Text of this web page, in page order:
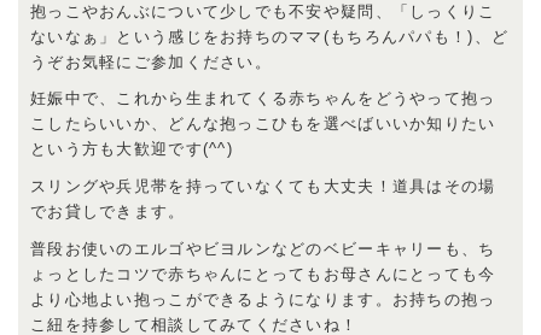
抱っこやおんぶについて少しでも不安や疑問、「しっくりこ
ないなぁ」という感じをお持ちのママ(もちろんパパも！)、ど
うぞお気軽にご参加ください。
妊娠中で、これから生まれてくる赤ちゃんをどうやって抱っ
こしたらいいか、どんな抱っこひもを選べばいいか知りたい
という方も大歓迎です(^^)
スリングや兵児帯を持っていなくても大丈夫！道具はその場
でお貸しできます。
普段お使いのエルゴやビヨルンなどのベビーキャリーも、ち
ょっとしたコツで赤ちゃんにとってもお母さんにとっても今
より心地よい抱っこができるようになります。お持ちの抱っ
こ紐を持参して相談してみてくださいね！